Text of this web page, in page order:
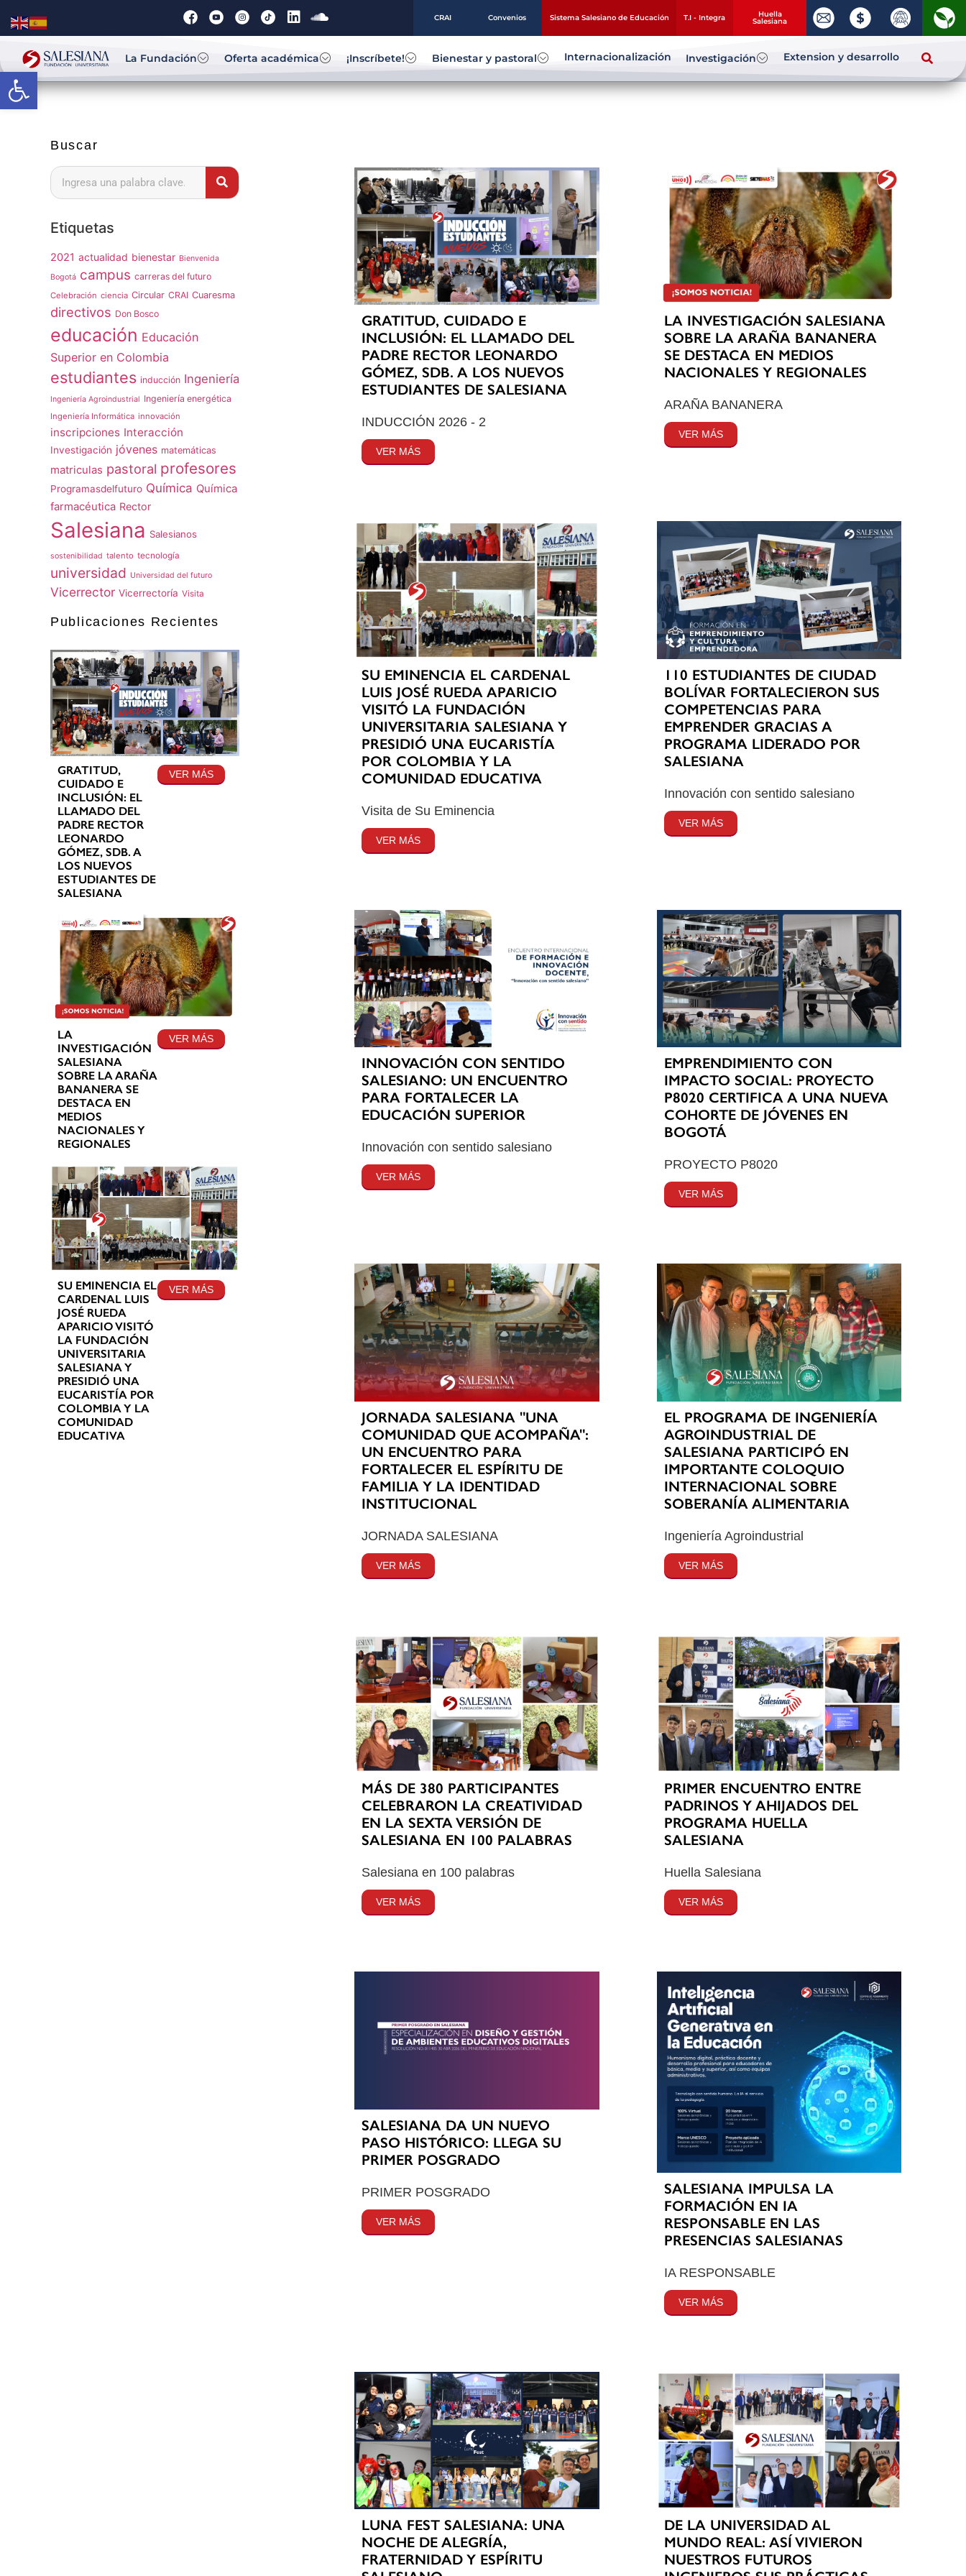
Abrir barra de herramientas
CRAI Convenios Sistema Salesiano de Educación T.I - Integra Huella
Salesiana
La Fundación Oferta académica ¡Inscríbete! Bienestar y pastoral Internacionalización Investigación Extension y desarrollo
Buscar
Etiquetas
2021 actualidad bienestar Bienvenida
Bogotá campus carreras del futuro
Celebración ciencia Circular CRAI Cuaresma
directivos Don Bosco
educación Educación
Superior en Colombia
estudiantes inducción Ingeniería
Ingeniería Agroindustrial Ingeniería energética
Ingeniería Informática innovación
inscripciones Interacción
Investigación jóvenes matemáticas
matriculas pastoral profesores
Programasdelfuturo Química Química
farmacéutica Rector
Salesiana Salesianos
sostenibilidad talento tecnología
universidad Universidad del futuro
Vicerrector Vicerrectoría Visita
Publicaciones Recientes
GRATITUD,
CUIDADO E
INCLUSIÓN: EL
LLAMADO DEL
PADRE RECTOR
LEONARDO
GÓMEZ, SDB. A
LOS NUEVOS
ESTUDIANTES DE
SALESIANA
VER MÁS
LA
INVESTIGACIÓN
SALESIANA
SOBRE LA ARAÑA
BANANERA SE
DESTACA EN
MEDIOS
NACIONALES Y
REGIONALES
VER MÁS
SU EMINENCIA EL
CARDENAL LUIS
JOSÉ RUEDA
APARICIO VISITÓ
LA FUNDACIÓN
UNIVERSITARIA
SALESIANA Y
PRESIDIÓ UNA
EUCARISTÍA POR
COLOMBIA Y LA
COMUNIDAD
EDUCATIVA
VER MÁS
GRATITUD, CUIDADO E
INCLUSIÓN: EL LLAMADO DEL
PADRE RECTOR LEONARDO
GÓMEZ, SDB. A LOS NUEVOS
ESTUDIANTES DE SALESIANA
INDUCCIÓN 2026 - 2
VER MÁS
LA INVESTIGACIÓN SALESIANA
SOBRE LA ARAÑA BANANERA
SE DESTACA EN MEDIOS
NACIONALES Y REGIONALES
ARAÑA BANANERA
VER MÁS
SU EMINENCIA EL CARDENAL
LUIS JOSÉ RUEDA APARICIO
VISITÓ LA FUNDACIÓN
UNIVERSITARIA SALESIANA Y
PRESIDIÓ UNA EUCARISTÍA
POR COLOMBIA Y LA
COMUNIDAD EDUCATIVA
Visita de Su Eminencia
VER MÁS
110 ESTUDIANTES DE CIUDAD
BOLÍVAR FORTALECIERON SUS
COMPETENCIAS PARA
EMPRENDER GRACIAS A
PROGRAMA LIDERADO POR
SALESIANA
Innovación con sentido salesiano
VER MÁS
INNOVACIÓN CON SENTIDO
SALESIANO: UN ENCUENTRO
PARA FORTALECER LA
EDUCACIÓN SUPERIOR
Innovación con sentido salesiano
VER MÁS
EMPRENDIMIENTO CON
IMPACTO SOCIAL: PROYECTO
P8020 CERTIFICA A UNA NUEVA
COHORTE DE JÓVENES EN
BOGOTÁ
PROYECTO P8020
VER MÁS
JORNADA SALESIANA "UNA
COMUNIDAD QUE ACOMPAÑA":
UN ENCUENTRO PARA
FORTALECER EL ESPÍRITU DE
FAMILIA Y LA IDENTIDAD
INSTITUCIONAL
JORNADA SALESIANA
VER MÁS
EL PROGRAMA DE INGENIERÍA
AGROINDUSTRIAL DE
SALESIANA PARTICIPÓ EN
IMPORTANTE COLOQUIO
INTERNACIONAL SOBRE
SOBERANÍA ALIMENTARIA
Ingeniería Agroindustrial
VER MÁS
MÁS DE 380 PARTICIPANTES
CELEBRARON LA CREATIVIDAD
EN LA SEXTA VERSIÓN DE
SALESIANA EN 100 PALABRAS
Salesiana en 100 palabras
VER MÁS
PRIMER ENCUENTRO ENTRE
PADRINOS Y AHIJADOS DEL
PROGRAMA HUELLA
SALESIANA
Huella Salesiana
VER MÁS
SALESIANA DA UN NUEVO
PASO HISTÓRICO: LLEGA SU
PRIMER POSGRADO
PRIMER POSGRADO
VER MÁS
SALESIANA IMPULSA LA
FORMACIÓN EN IA
RESPONSABLE EN LAS
PRESENCIAS SALESIANAS
IA RESPONSABLE
VER MÁS
LUNA FEST SALESIANA: UNA
NOCHE DE ALEGRÍA,
FRATERNIDAD Y ESPÍRITU
DE LA UNIVERSIDAD AL
MUNDO REAL: ASÍ VIVIERON
NUESTROS FUTUROS